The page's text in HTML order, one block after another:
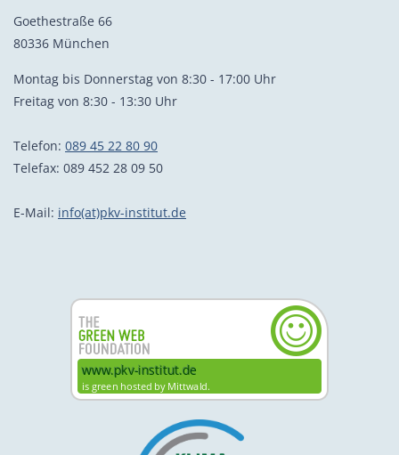
Goethestraße 66
80336 München
Montag bis Donnerstag von 8:30 - 17:00 Uhr
Freitag von 8:30 - 13:30 Uhr
Telefon: 089 45 22 80 90
Telefax: 089 452 28 09 50
E-Mail: info(at)pkv-institut.de